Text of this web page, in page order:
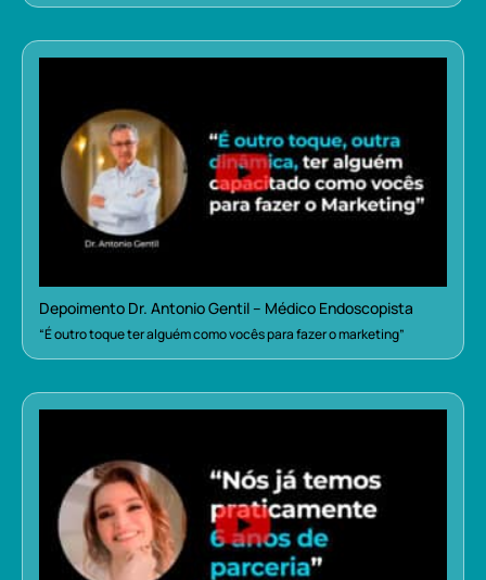
Depoimento Dr. Antonio Gentil – Médico Endoscopista
“É outro toque ter alguém como vocês para fazer o marketing”